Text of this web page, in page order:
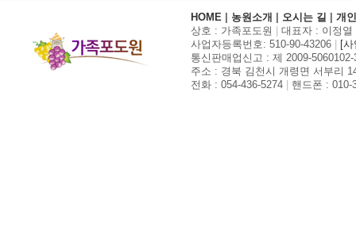
HOME 농원소개 오시는 길
개
상호 : 가족포도원
대표자 : 이정열
사업자등록번호: 510-90-43206
[
통신판매업신고 : 제 2009-5060102-
주소 : 경북 김천시 개령면 서부리
전화 : 054-436-5274
핸드폰 : 010-